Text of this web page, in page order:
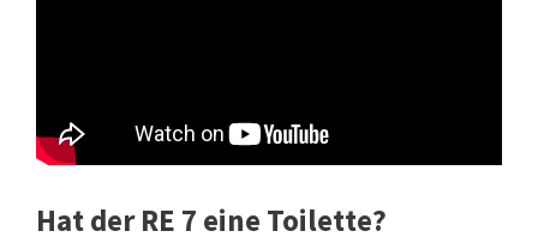
Hat der RE 7 eine Toilette?